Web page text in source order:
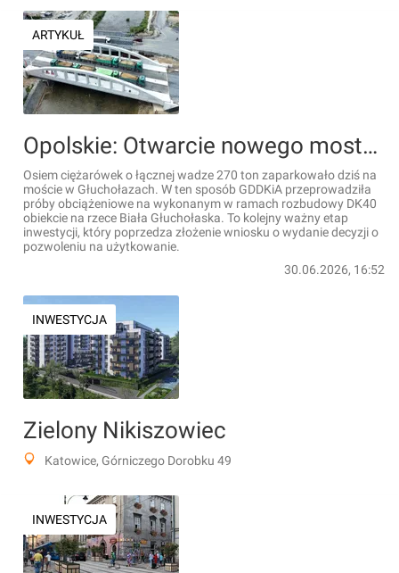
ARTYKUŁ
Opolskie: Otwarcie nowego mostu w zniszczonych przez powódź Głuchołazach coraz bliżej [ZDJĘCIA]
Osiem ciężarówek o łącznej wadze 270 ton zaparkowało dziś na
moście w Głuchołazach. W ten sposób GDDKiA przeprowadziła
próby obciążeniowe na wykonanym w ramach rozbudowy DK40
obiekcie na rzece Biała Głuchołaska. To kolejny ważny etap
inwestycji, który poprzedza złożenie wniosku o wydanie decyzji o
pozwoleniu na użytkowanie.
30.06.2026, 16:52
INWESTYCJA
Zielony Nikiszowiec
Katowice, Górniczego Dorobku 49
INWESTYCJA